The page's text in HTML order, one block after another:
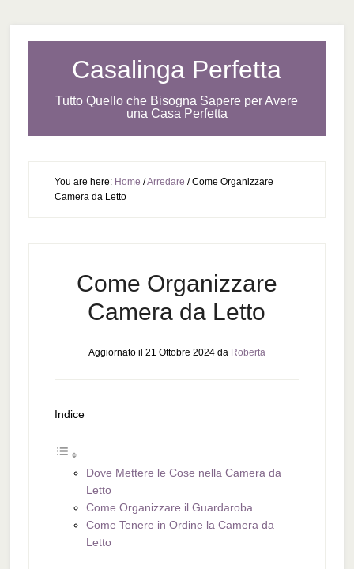
Casalinga Perfetta
Tutto Quello che Bisogna Sapere per Avere
una Casa Perfetta
You are here: Home /Arredare /Come Organizzare
Camera da Letto
Come Organizzare
Camera da Letto
Aggiornato il 21 Ottobre 2024da Roberta
Indice
Dove Mettere le Cose nella Camera da
Letto
Come Organizzare il Guardaroba
Come Tenere in Ordine la Camera da
Letto